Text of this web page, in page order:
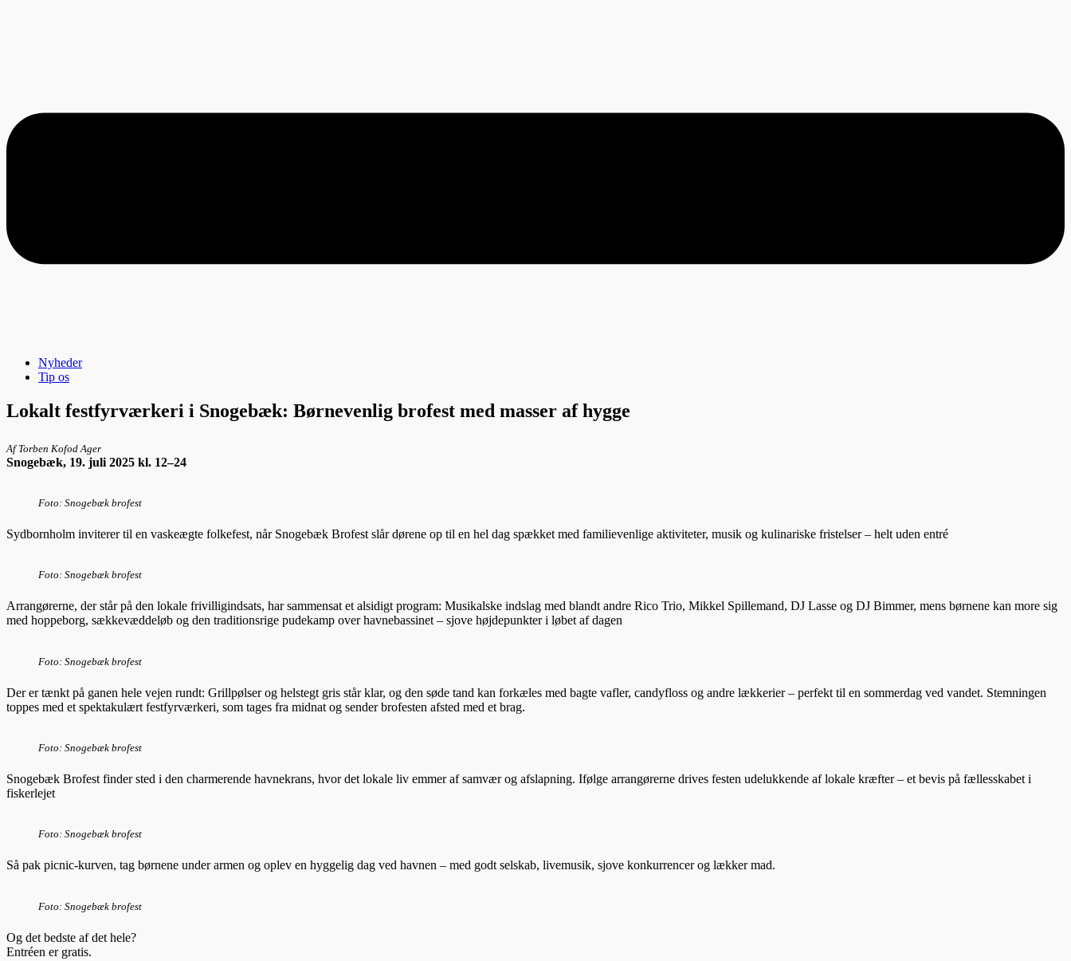
Nyheder
Tip os
Lokalt festfyrværkeri i Snogebæk: Børnevenlig brofest med masser af hygge
Af Torben Kofod Ager
Snogebæk, 19. juli 2025 kl. 12–24
Foto: Snogebæk brofest
Sydbornholm inviterer til en vaskeægte folkefest, når Snogebæk Brofest slår dørene op til en hel dag spækket med familievenlige aktiviteter, musik og kulinariske fristelser – helt uden entré
Foto: Snogebæk brofest
Arrangørerne, der står på den lokale frivilligindsats, har sammensat et alsidigt program: Musikalske indslag med blandt andre Rico Trio, Mikkel Spillemand, DJ Lasse og DJ Bimmer, mens børnene kan more sig
med hoppeborg, sækkevæddeløb og den traditionsrige pudekamp over havnebassinet – sjove højdepunkter i løbet af dagen
Foto: Snogebæk brofest
Der er tænkt på ganen hele vejen rundt: Grillpølser og helstegt gris står klar, og den søde tand kan forkæles med bagte vafler, candyfloss og andre lækkerier – perfekt til en sommerdag ved vandet. Stemningen
toppes med et spektakulært festfyrværkeri, som tages fra midnat og sender brofesten afsted med et brag.
Foto: Snogebæk brofest
Snogebæk Brofest finder sted i den charmerende havnekrans, hvor det lokale liv emmer af samvær og afslapning. Ifølge arrangørerne drives festen udelukkende af lokale kræfter – et bevis på fællesskabet i
fiskerlejet
Foto: Snogebæk brofest
Så pak picnic-kurven, tag børnene under armen og oplev en hyggelig dag ved havnen – med godt selskab, livemusik, sjove konkurrencer og lækker mad.
Foto: Snogebæk brofest
Og det bedste af det hele?
Entréen er gratis.